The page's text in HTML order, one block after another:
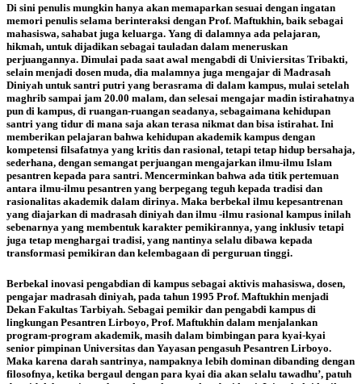
Di sini penulis mungkin hanya akan memaparkan sesuai dengan ingatan
memori penulis selama berinteraksi dengan Prof. Maftukhin, baik sebagai
mahasiswa, sahabat juga keluarga. Yang di dalamnya ada pelajaran,
hikmah, untuk dijadikan sebagai tauladan dalam meneruskan
perjuangannya. Dimulai pada saat awal mengabdi di Univiersitas Tribakti,
selain menjadi dosen muda, dia malamnya juga mengajar di Madrasah
Diniyah untuk santri putri yang berasrama di dalam kampus, mulai setelah
maghrib sampai jam 20.00 malam, dan selesai mengajar madin istirahatnya
pun di kampus, di ruangan-ruangan seadanya, sebagaimana kehidupan
santri yang tidur di mana saja akan terasa nikmat dan bisa istirahat. Ini
memberikan pelajaran bahwa kehidupan akademik kampus dengan
kompetensi filsafatnya yang kritis dan rasional, tetapi tetap hidup bersahaja,
sederhana, dengan semangat perjuangan mengajarkan ilmu-ilmu Islam
pesantren kepada para santri. Mencerminkan bahwa ada titik pertemuan
antara ilmu-ilmu pesantren yang berpegang teguh kepada tradisi dan
rasionalitas akademik dalam dirinya. Maka berbekal ilmu kepesantrenan
yang diajarkan di madrasah diniyah dan ilmu -ilmu rasional kampus inilah
sebenarnya yang membentuk karakter pemikirannya, yang inklusiv tetapi
juga tetap menghargai tradisi, yang nantinya selalu dibawa kepada
transformasi pemikiran dan kelembagaan di perguruan tinggi.
Berbekal inovasi pengabdian di kampus sebagai aktivis mahasiswa, dosen,
pengajar madrasah diniyah, pada tahun 1995 Prof. Maftukhin menjadi
Dekan Fakultas Tarbiyah. Sebagai pemikir dan pengabdi kampus di
lingkungan Pesantren Lirboyo, Prof. Maftukhin dalam menjalankan
program-program akademik, masih dalam bimbingan para kyai-kyai
senior pimpinan Universitas dan Yayasan pengasuh Pesantren Lirboyo.
Maka karena darah santrinya, nampaknya lebih dominan dibanding dengan
filosofnya, ketika bergaul dengan para kyai dia akan selalu tawadhu’, patuh